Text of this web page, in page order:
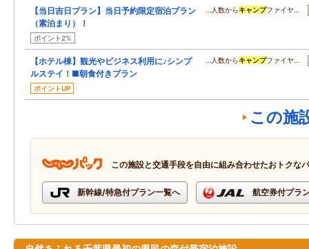
【当日吉日プラン】当日予約限定宿泊プラン
（素泊まり）！
ポイント2%
…人数からキャンプファイヤ…
【ホテル棟】観光やビジネス利用に♪シンプ
ルステイ！■朝食付きプラン
ポイントUP
…人数からキャンプファイヤ…
この施
この施設と交通手段を自由に組み合わせたおトクな
新幹線/特急付プラン一覧へ 航空券付プラ